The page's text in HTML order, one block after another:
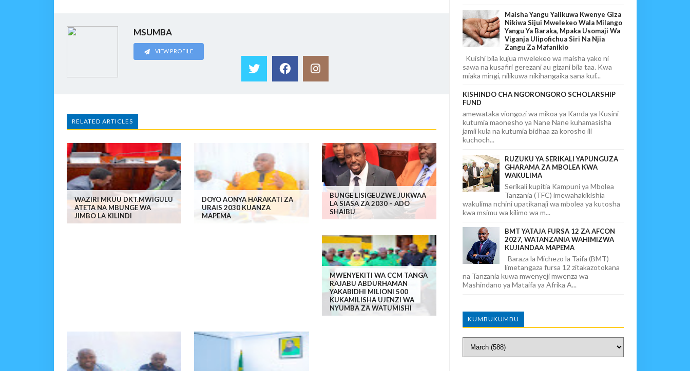
MSUMBA
VIEW PROFILE
RELATED ARTICLES
WAZIRI MKUU DKT.MWIGULU
ATETA NA MBUNGE WA
JIMBO LA KILINDI
DOYO AONYA HARAKATI ZA
URAIS 2030 KUANZA
MAPEMA
BUNGE LISIGEUZWE JUKWAA
LA SIASA ZA 2030 – ADO
SHAIBU
MWENYEKITI WA CCM TANGA
RAJABU ABDURHAMAN
YAKABIDHI MILIONI 500
KUKAMILISHA UJENZI WA
NYUMBA ZA WATUMISHI
Maisha Yangu Yalikuwa Kwenye Giza
Nikiwa Sijui Mwelekeo Wala Milango
Yangu Ya Baraka, Mpaka Usomaji Wa
Viganja Ulipofichua Siri Na Njia
Zangu Za Mafanikio
Kuishi bila kujua mwelekeo wa maisha yako ni
sawa na kusafiri gerezani au gizani bila taa. Kwa
miaka mingi, nilikuwa nikihangaika sana kuf...
KISHINDO CHA NGORONGORO SCHOLARSHIP
FUND
amewataka viongozi wa mikoa ya Kanda ya Kusini
kutumia maonesho ya Nane Nane kuhamasisha
jamii kula na kutumia bidhaa za korosho ili
kuchoch...
RUZUKU YA SERIKALI YAPUNGUZA
GHARAMA ZA MBOLEA KWA
WAKULIMA
Serikali kupitia Kampuni ya Mbolea
Tanzania (TFC) imewahakikishia
wakulima nchini upatikanaji wa mbolea ya kutosha
kwa msimu wa kilimo wa m...
BMT YATAJA FURSA 12 ZA AFCON
2027, WATANZANIA WAHIMIZWA
KUJIANDAA MAPEMA
Baraza la Michezo la Taifa (BMT)
limetangaza fursa 12 zitakazotokana
na Tanzania kuwa mwenyeji mwenza wa
Mashindano ya Mataifa ya Afrika A...
KUMBUKUMBU